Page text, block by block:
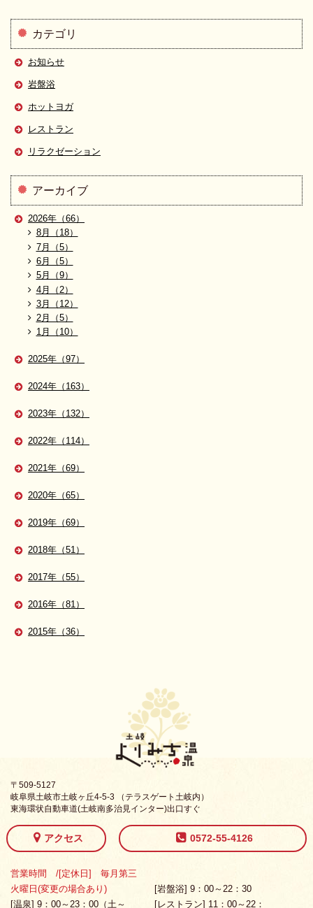
カテゴリ
お知らせ
岩盤浴
ホットヨガ
レストラン
リラクゼーション
アーカイブ
2026年（66）
8月（18）
7月（5）
6月（5）
5月（9）
4月（2）
3月（12）
2月（5）
1月（10）
2025年（97）
2024年（163）
2023年（132）
2022年（114）
2021年（69）
2020年（65）
2019年（69）
2018年（51）
2017年（55）
2016年（81）
2015年（36）
〒509-5127
岐阜県土岐市土岐ヶ丘4-5-3 （テラスゲート土岐内）
東海環状自動車道(土岐南多治見インター)出口すぐ
アクセス 0572-55-4126
営業時間 /[定休日] 毎月第三
火曜日(変更の場合あり)
[温泉] 9：00～23：00（土～
[岩盤浴] 9：00～22：30
[レストラン] 11：00～22：